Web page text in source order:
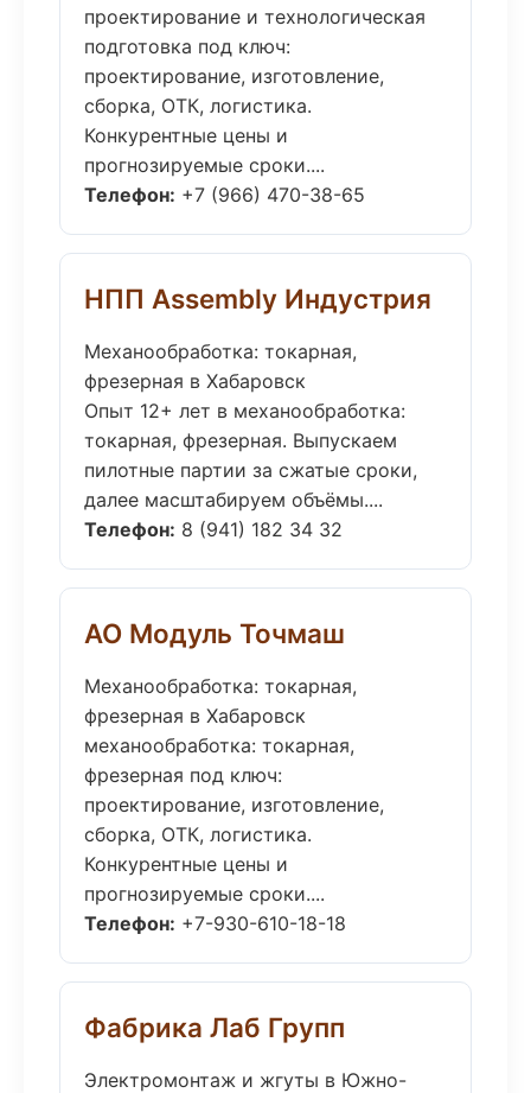
проектирование и технологическая
подготовка под ключ:
проектирование, изготовление,
сборка, ОТК, логистика.
Конкурентные цены и
прогнозируемые сроки....
Телефон: +7 (966) 470-38-65
НПП Assembly Индустрия
Механообработка: токарная,
фрезерная в Хабаровск
Опыт 12+ лет в механообработка:
токарная, фрезерная. Выпускаем
пилотные партии за сжатые сроки,
далее масштабируем объёмы....
Телефон: 8 (941) 182 34 32
АО Модуль Точмаш
Механообработка: токарная,
фрезерная в Хабаровск
механообработка: токарная,
фрезерная под ключ:
проектирование, изготовление,
сборка, ОТК, логистика.
Конкурентные цены и
прогнозируемые сроки....
Телефон: +7-930-610-18-18
Фабрика Лаб Групп
Электромонтаж и жгуты в Южно-